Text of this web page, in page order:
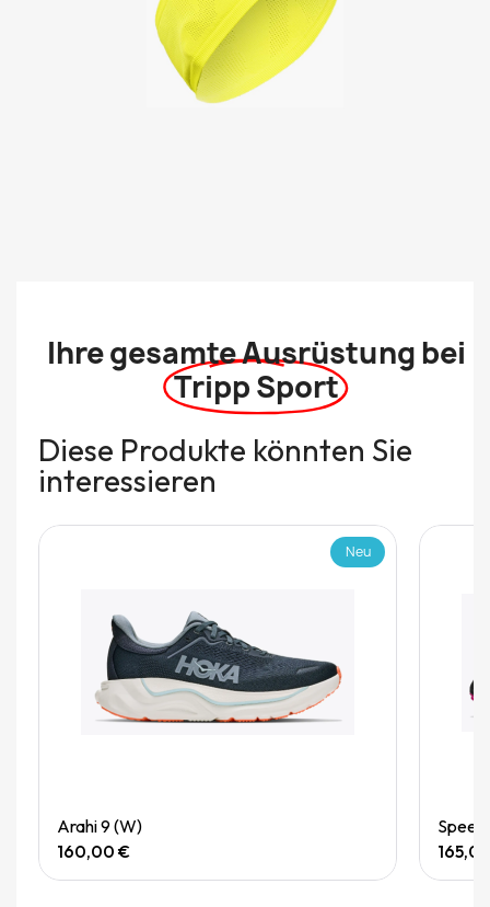
Ihre gesamte Ausrüstung bei
Tripp Sport
Diese Produkte könnten Sie
interessieren
Neu
Arahi 9 (W)
160,00 €